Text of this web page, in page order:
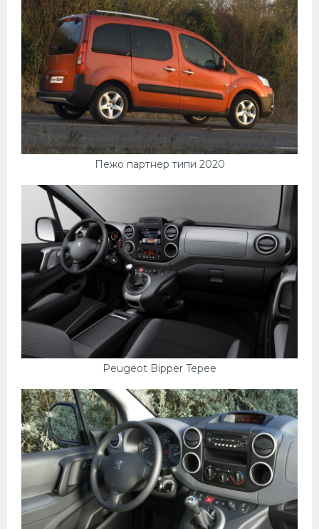
Пежо партнер типи 2020
Peugeot Bipper Tepee